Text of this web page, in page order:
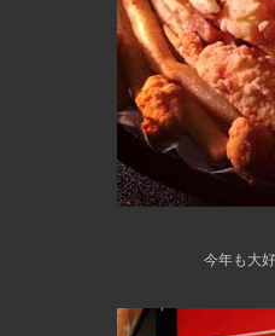
今年も大好きな、絶品！